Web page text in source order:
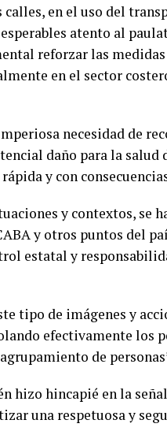
en el uso del
atento al
reforzar las
en el sector
necesidad de
daño para la salud
y con
y contextos, se
y otros puntos del
estatal y
tipo de imágenes y
efectivamente los
de
hizo hincapié en la
una respetuosa y